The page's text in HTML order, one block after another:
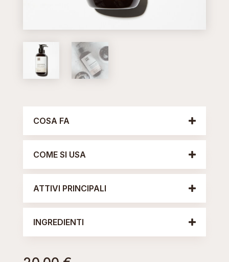
COSA FA
COME SI USA
ATTIVI PRINCIPALI
INGREDIENTI